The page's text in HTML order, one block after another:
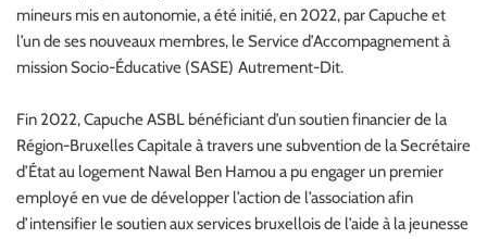
mineurs mis en autonomie, a été initié, en 2022, par Capuche et
l’un de ses nouveaux membres, le Service d’Accompagnement à
mission Socio-Éducative (SASE) Autrement-Dit.
Fin 2022, Capuche ASBL bénéficiant d’un soutien financier de la
Région-Bruxelles Capitale à travers une subvention de la Secrétaire
d’État au logement Nawal Ben Hamou a pu engager un premier
employé en vue de développer l’action de l’association afin
d’intensifier le soutien aux services bruxellois de l’aide à la jeunesse